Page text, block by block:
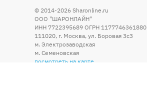
© 2014-2026 Sharonline.ru
ООО "ШАРОНЛАЙН"
ИНН 7722395689 ОГРН 1177746361880
111020, г. Москва, ул. Боровая 3c3
м. Электрозаводская
м. Семеновская
посмотреть на карте